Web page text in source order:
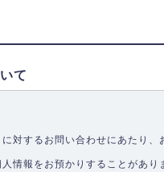
て
対するお問い合わせにあたり、
情報をお預かりすることがあり